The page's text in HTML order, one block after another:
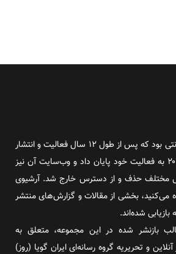
روز آنلاین روزنامه‌ای اینترنتی بود که پس از طول ۱۲ سال فعالیت و انتشار
۲۵۰۰ شماره، در سال ۲۰۱۶ به فعالیت خود پایان داد و وب‌سایت آن نیز
مختلف حذف و از دسترس خارج شد. آرشیوی
بخشی از مقالات و گزارش‌های منتشر
شده‌اند.
بازنشر شده در این مجموعه، متعلق به
و تحریریه گروه رسانه‌ای ایران گویا (روز)